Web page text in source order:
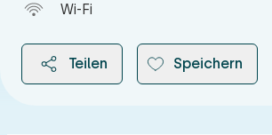
Wi-Fi
Teilen Speichern